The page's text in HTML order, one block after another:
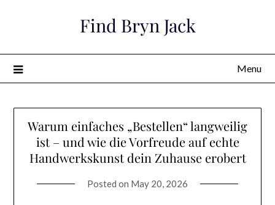
Find Bryn Jack
Menu
Warum einfaches „Bestellen“ langweilig
ist – und wie die Vorfreude auf echte
Handwerkskunst dein Zuhause erobert
Posted on May 20, 2026